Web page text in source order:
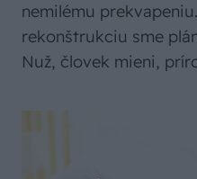
nemilému
rekonštrukciu sme
Nuž, človek mieni,